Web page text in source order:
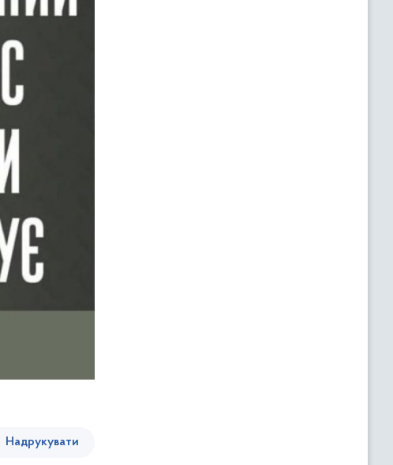
Надрукувати